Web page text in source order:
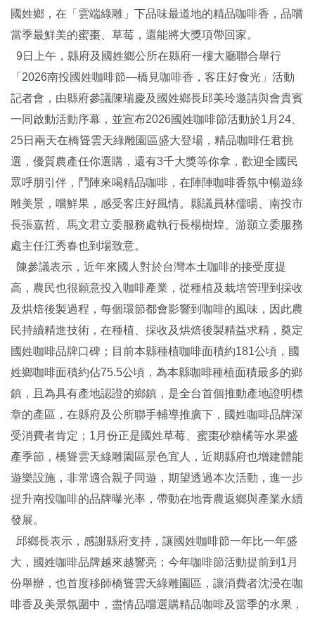
國姓鄉，在「雲端綠雕」下品味最道地的精品咖啡香，品嚐
當季最鮮美的蜜棗、草莓，還能將大獎項帶回家。
9日上午，縣府及國姓鄉公所在縣府一樓大廳聯合舉行
「2026南投國姓咖啡節—橋見咖啡香，客庄好食光」活動
記者會，由縣府參議陳瑞慶及國姓鄉長邱美玲邀請與會貴賓
一同啟動活動序幕，並宣布2026國姓咖啡節活動於1月24、
25日兩天在橋聳雲天綠雕園區盛大登場，精品咖啡任君挑
選，優質農產任你選購，還有3千大獎等你拿，歡迎全國民
眾呼朋引伴，鬥陣來喝精品咖啡，在陣陣咖啡香氛中暢遊綠
雕美景，嚐鮮果，感受客庄好風情。縣議員林儒暘、南投市
長張嘉哲、馬文君立委服務處執行長楊樹煌、游顥立委服務
處主任江秀春也到場致意。
陳參議表示，近年來國人對於台灣本土咖啡的接受度提
高，農民也很願意投入咖啡產業，從種植及栽培管理到採收
及烘焙後製過程，每個環節都會影響到咖啡的風味，因此農
民持續精進技術，在種植、採收及烘焙後製精益求精，奠定
國姓咖啡品牌口碑；目前本縣種植咖啡面積約181公頃，國
姓鄉咖啡面積約佔75.5公頃，為本縣咖啡種植面積最多的鄉
鎮，且為具有產地認證的鄉鎮，是全台首個推動產地證明標
章的產區，在縣府及公所聯手輔導推廣下，國姓咖啡品牌深
受消費者肯定；1月份正是國姓草莓、蜜棗砂糖橘等水果盛
產季節，橋聳雲天綠雕園區景色宜人，近期縣府也增建體能
遊樂設施，非常適合親子同遊，期望透過本次活動，進一步
提升南投咖啡的品牌曝光率，帶動在地青農返鄉與產業永續
發展。
邱鄉長表示，感謝縣府支持，讓國姓咖啡節一年比一年盛
大，國姓咖啡品牌越來越響亮；今年咖啡節活動提前到1月
份舉辦，也首度移師橋聳雲天綠雕園區，讓消費者沈浸在咖
啡香及美景氛圍中，盡情品嚐選購精品咖啡及當季的水果，